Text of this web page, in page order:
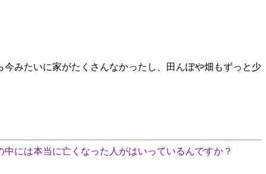
みたいに家がたくさんなかったし、田んぼや畑もずっと少
には本当に亡くなった人がはいっているんですか？